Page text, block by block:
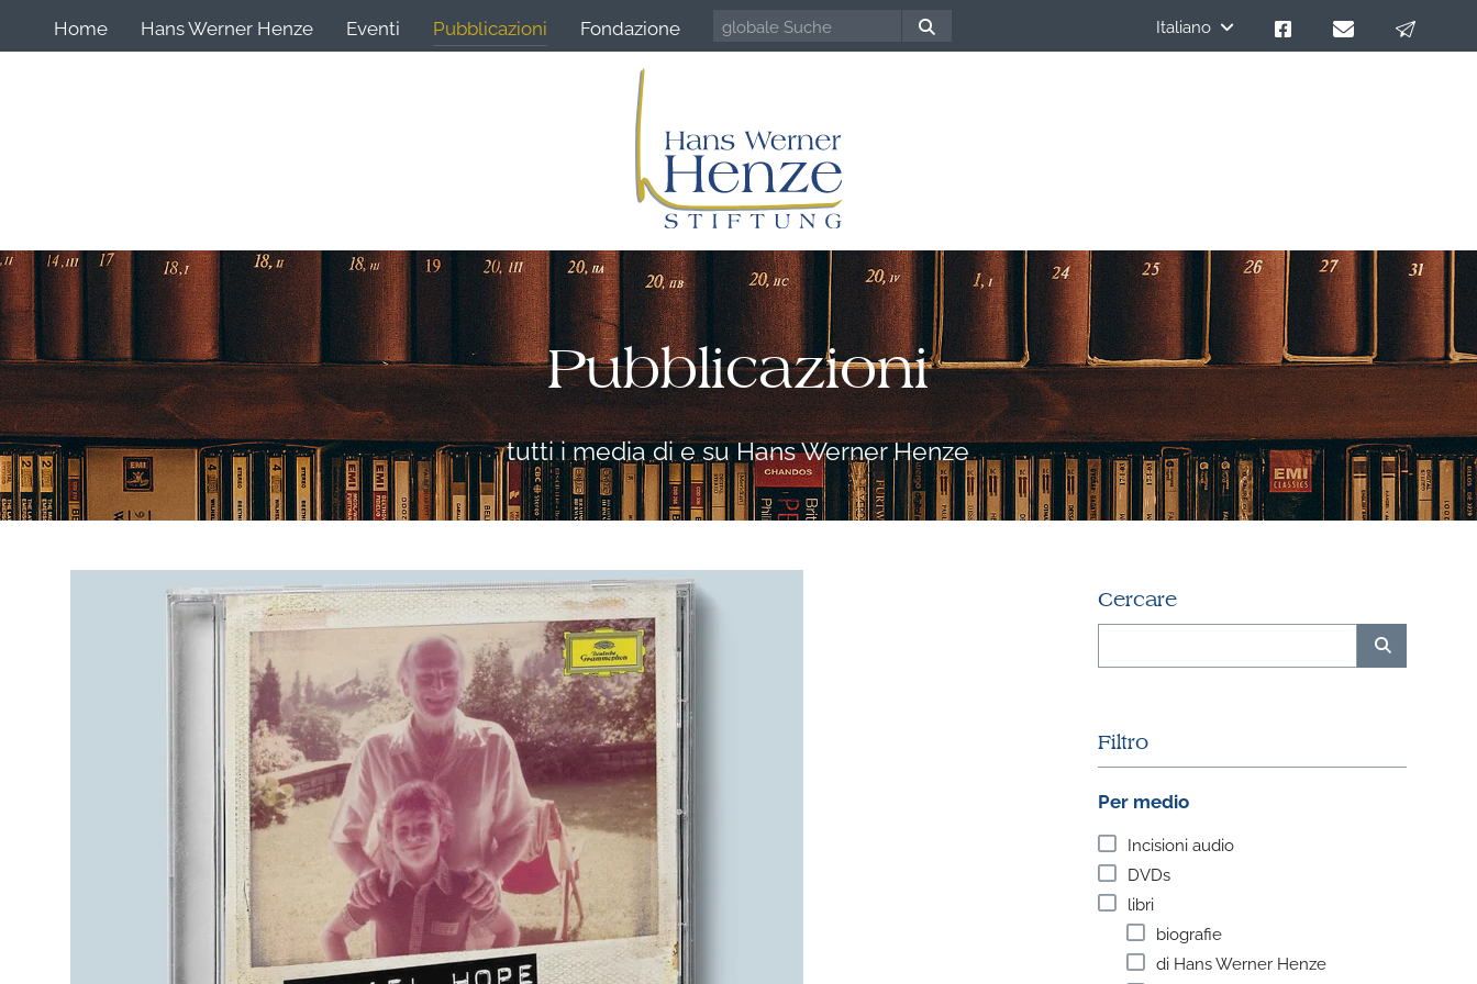
Home Hans Werner Henze Eventi Pubblicazioni Fondazione Italiano
Pubblicazioni
tutti i media di e su Hans Werner Henze
Cercare
Filtro
Per medio
Incisioni audio
DVDs
libri
biografie
di Hans Werner Henze